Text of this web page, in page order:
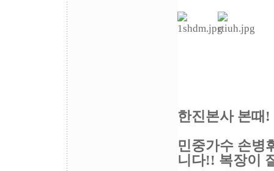
한진본사 본때
민중가수 손병
니다!! 복장이